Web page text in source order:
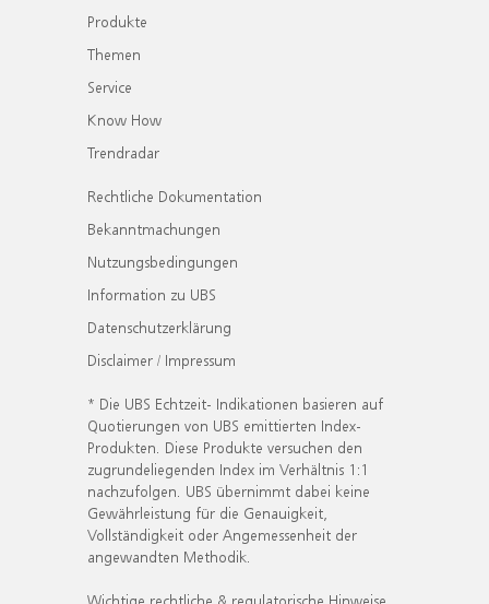
Produkte
Themen
Service
Know How
Trendradar
Rechtliche Dokumentation
Bekanntmachungen
Nutzungsbedingungen
Information zu UBS
Datenschutzerklärung
Disclaimer / Impressum
* Die UBS Echtzeit- Indikationen basieren auf
Quotierungen von UBS emittierten Index-
Produkten. Diese Produkte versuchen den
zugrundeliegenden Index im Verhältnis 1:1
nachzufolgen. UBS übernimmt dabei keine
Gewährleistung für die Genauigkeit,
Vollständigkeit oder Angemessenheit der
angewandten Methodik.